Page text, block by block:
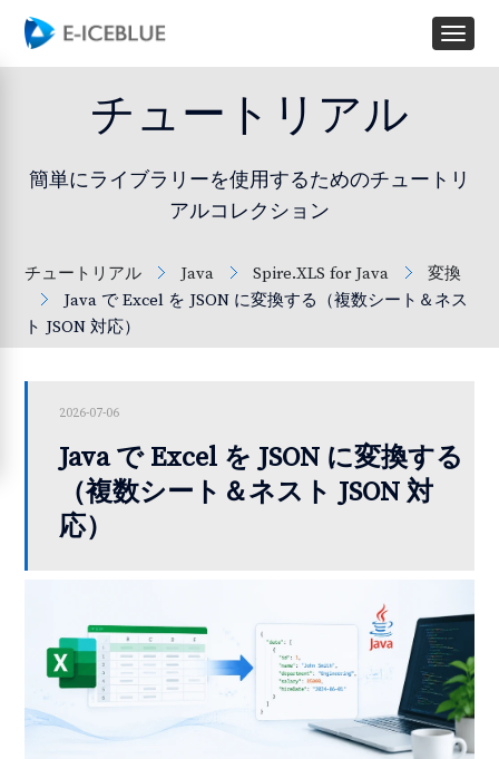
チュートリアル
簡単にライブラリーを使用するためのチュートリ
アルコレクション
チュートリアル Java Spire.XLS for Java
変換
Java で Excel を JSON に変換する（複数シート＆ネス
ト JSON 対応）
2026-07-06
Java で Excel を JSON に変換する
（複数シート＆ネスト JSON 対
応）